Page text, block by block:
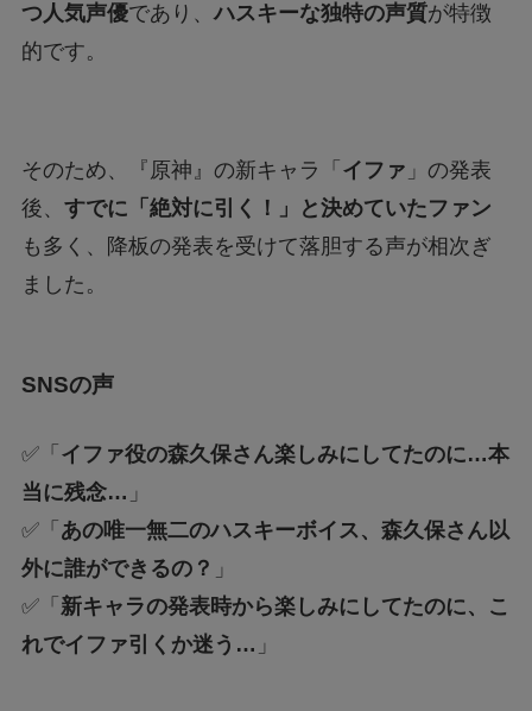
つ人気声優であり、ハスキーな独特の声質が特徴
的です。
そのため、『原神』の新キャラ「 イファ 」の発表
後、 すでに「絶対に引く！」と決めていたファン
も多く、降板の発表を受けて落胆する声が相次ぎ
ました。
SNSの声
✅「 イファ役の森久保さん楽しみにしてたのに…本
当に残念… 」
✅「 あの唯一無二のハスキーボイス、森久保さん以
外に誰ができるの？ 」
✅「 新キャラの発表時から楽しみにしてたのに、こ
れでイファ引くか迷う… 」